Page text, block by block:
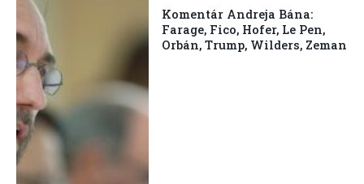
Komentár Andreja Bána:
Farage, Fico, Hofer, Le Pen,
Orbán, Trump, Wilders, Zeman